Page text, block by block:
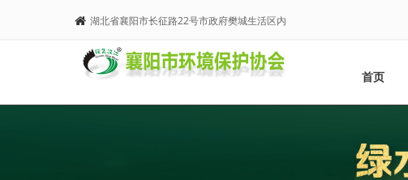
湖北省襄阳市长征路22号市政府樊城生活区内
首页